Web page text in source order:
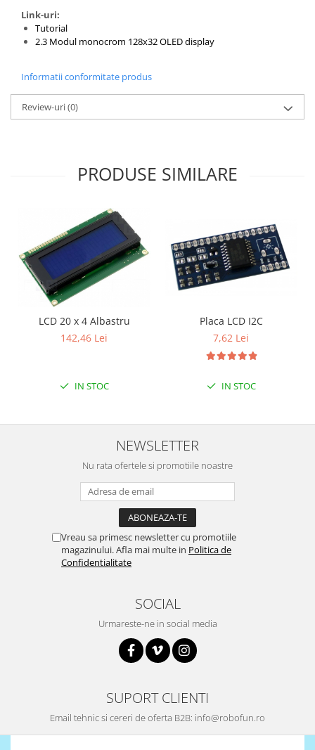
Link-uri:
Tutorial
2.3 Modul monocrom 128x32 OLED display
Informatii conformitate produs
Review-uri(0)
PRODUSE SIMILARE
LCD 20 x 4 Albastru
142,46 Lei
IN STOC
Placa LCD I2C
7,62 Lei
IN STOC
NEWSLETTER
Nu rata ofertele si promotiile noastre
Vreau sa primesc newsletter cu promotiile
magazinului. Afla mai multe in Politica de
Confidentialitate
SOCIAL
Urmareste-ne in social media
SUPORT CLIENTI
Email tehnic si cereri de oferta B2B: info@robofun.ro